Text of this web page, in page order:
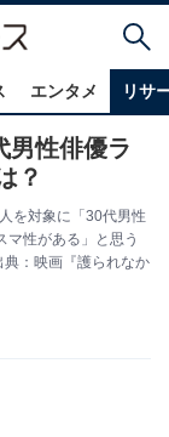
エンタメ リサ
男性俳優ラ
？
を対象に「30代男性
マ性がある」と思う
：映画『護られなか